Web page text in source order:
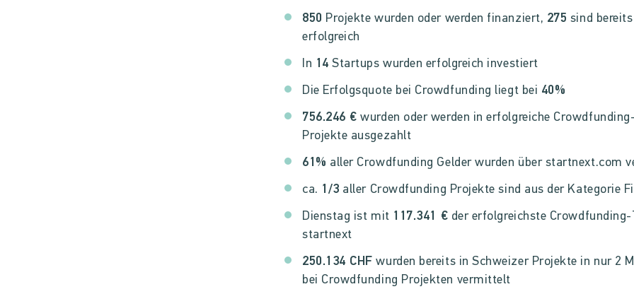
850 Projekte wurden oder werden finanziert, 275 sind bereits
erfolgreich
In 14 Startups wurden erfolgreich investiert
Die Erfolgsquote bei Crowdfunding liegt bei 40%
756.246 € wurden oder werden in erfolgreiche Crowdfunding-
Projekte ausgezahlt
61% aller Crowdfunding Gelder wurden über startnext.com
ca. 1/3 aller Crowdfunding Projekte sind aus der Kategorie
Dienstag ist mit 117.341 € der erfolgreichste
startnext
250.134 CHF wurden bereits in Schweizer Projekte in nur 2
bei Crowdfunding Projekten vermittelt